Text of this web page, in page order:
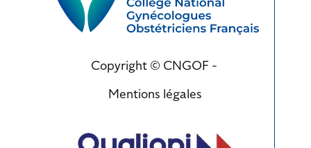
Copyright © CNGOF -
Mentions légales